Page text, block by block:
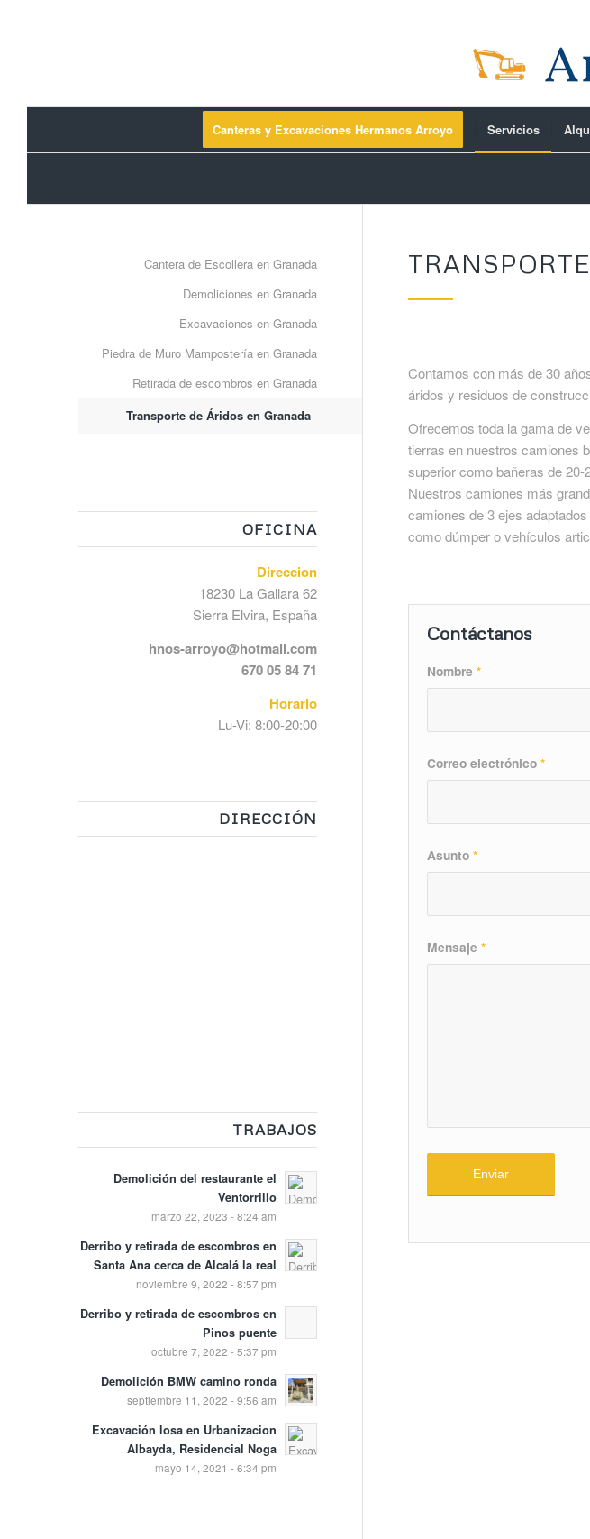
Canteras y Excavaciones Hermanos Arroyo Servicios
Contamos con más de 30
áridos y residuos de
Ofrecemos toda la gama de
tierras en nuestros camiones
superior como bañeras de 20-
Nuestros camiones más
camiones de 3 ejes
como dúmper o vehículos
Contáctanos
Nombre *
Correo electrónico *
Asunto *
Mensaje *
Cantera de Escollera en Granada
Demoliciones en Granada
Excavaciones en Granada
Piedra de Muro Mampostería en Granada
Retirada de escombros en Granada
Transporte de Áridos en Granada
OFICINA
Direccion
18230 La Gallara 62
Sierra Elvira, España
hnos-arroyo@hotmail.com
670 05 84 71
Horario
Lu-Vi: 8:00-20:00
DIRECCIÓN
TRABAJOS
Demolición del restaurante el
Ventorrillo
marzo 22, 2023 - 8:24 am
Derribo y retirada de escombros en
Santa Ana cerca de Alcalá la real
noviembre 9, 2022 - 8:57 pm
Derribo y retirada de escombros en
Pinos puente
octubre 7, 2022 - 5:37 pm
Demolición BMW camino ronda
septiembre 11, 2022 - 9:56 am
Excavación losa en Urbanizacion
Albayda, Residencial Noga
mayo 14, 2021 - 6:34 pm